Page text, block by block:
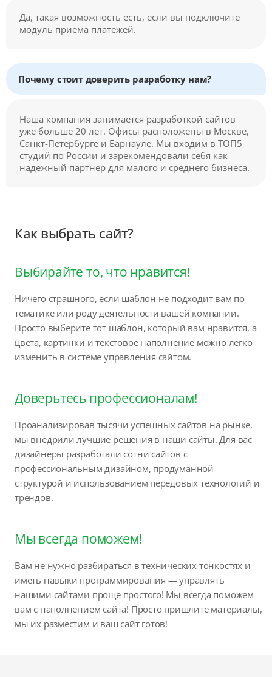
Да, такая возможность есть, если вы подключите
модуль приема платежей.
Почему стоит доверить разработку нам?
Наша компания занимается разработкой сайтов
уже больше 20 лет. Офисы расположены в Москве,
Санкт-Петербурге и Барнауле. Мы входим в ТОП5
студий по России и зарекомендовали себя как
надежный партнер для малого и среднего бизнеса.
Как выбрать сайт?
Выбирайте то, что нравится!
Ничего страшного, если шаблон не подходит вам по
тематике или роду деятельности вашей компании.
Просто выберите тот шаблон, который вам нравится, а
цвета, картинки и текстовое наполнение можно легко
изменить в системе управления сайтом.
Доверьтесь профессионалам!
Проанализировав тысячи успешных сайтов на рынке,
мы внедрили лучшие решения в наши сайты. Для вас
дизайнеры разработали сотни сайтов с
профессиональным дизайном, продуманной
структурой и использованием передовых технологий и
трендов.
Мы всегда поможем!
Вам не нужно разбираться в технических тонкостях и
иметь навыки программирования — управлять
нашими сайтами проще простого! Мы всегда поможем
вам с наполнением сайта! Просто пришлите материалы,
мы их разместим и ваш сайт готов!